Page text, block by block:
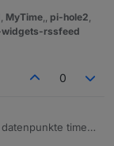
, MyTime,, pi-hole2,
rssfeed
0
timer